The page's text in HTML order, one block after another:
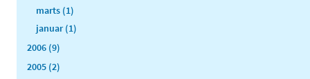
marts (1)
januar (1)
2006 (9)
2005 (2)